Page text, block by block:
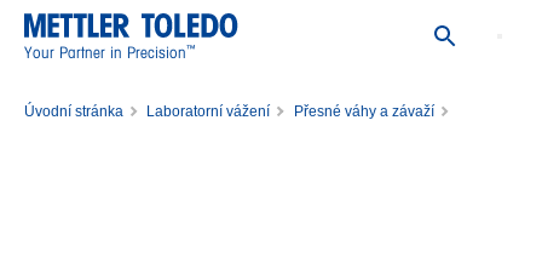
Your Partner in Precision™
Úvodní stránka Laboratorní vážení
Přesné váhy a závaží